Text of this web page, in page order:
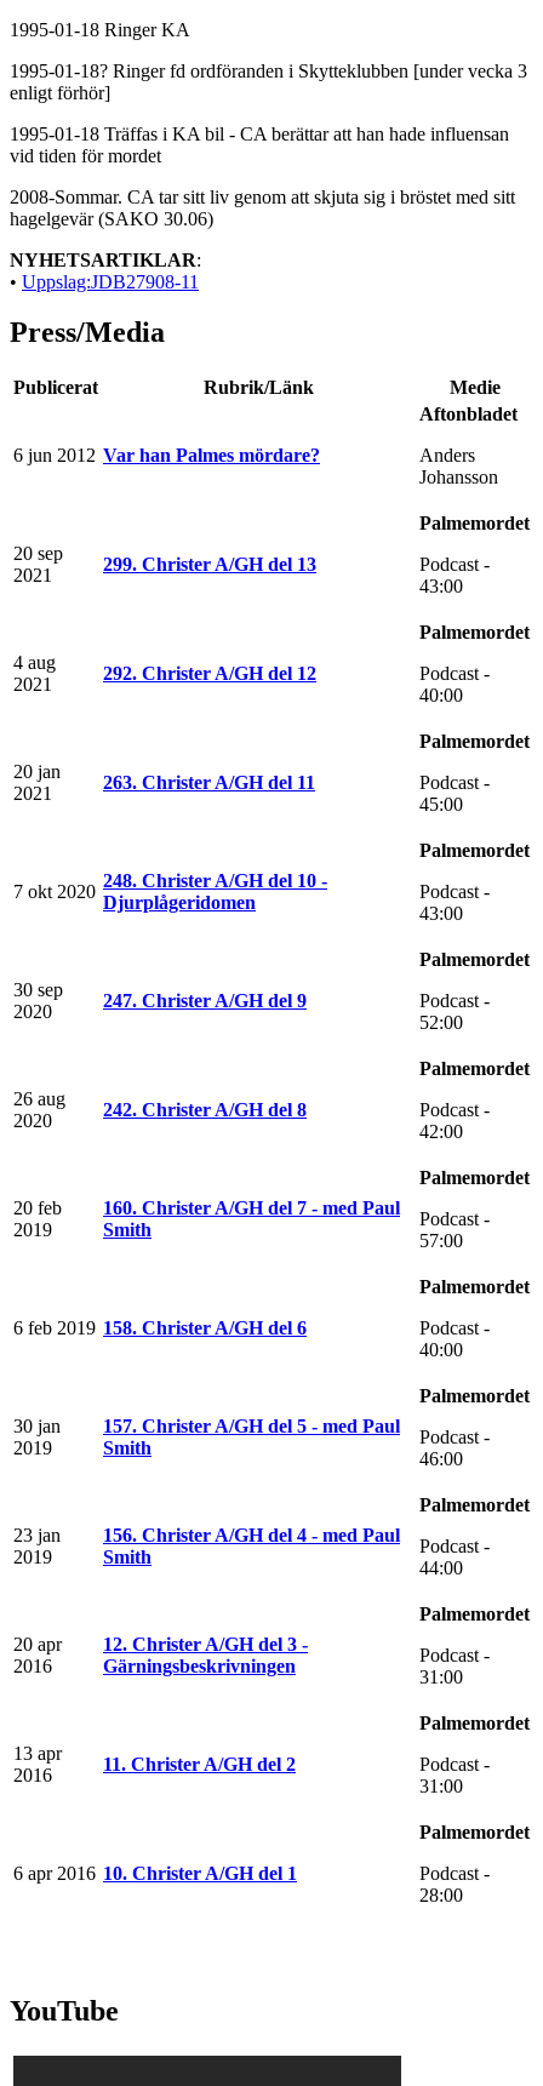
1995-01-18 Ringer KA
1995-01-18? Ringer fd ordföranden i Skytteklubben [under vecka 3
enligt förhör]
1995-01-18 Träffas i KA bil - CA berättar att han hade influensan
vid tiden för mordet
2008-Sommar. CA tar sitt liv genom att skjuta sig i bröstet med sitt
hagelgevär (SAKO 30.06)
NYHETSARTIKLAR:
• Uppslag:JDB27908-11
Press/Media
Publicerat Rubrik/Länk Medie
6 jun 2012 Var han Palmes mördare?
Aftonbladet
Anders
Johansson
20 sep
2021
299. Christer A/GH del 13
Palmemordet
Podcast -
43:00
4 aug
2021
292. Christer A/GH del 12
Palmemordet
Podcast -
40:00
20 jan
2021
263. Christer A/GH del 11
Palmemordet
Podcast -
45:00
7 okt 2020
248. Christer A/GH del 10 -
Djurplågeridomen
Palmemordet
Podcast -
43:00
30 sep
2020
247. Christer A/GH del 9
Palmemordet
Podcast -
52:00
26 aug
2020
242. Christer A/GH del 8
Palmemordet
Podcast -
42:00
20 feb
2019
160. Christer A/GH del 7 - med Paul
Smith
Palmemordet
Podcast -
57:00
6 feb 2019 158. Christer A/GH del 6
Palmemordet
Podcast -
40:00
30 jan
2019
157. Christer A/GH del 5 - med Paul
Smith
Palmemordet
Podcast -
46:00
23 jan
2019
156. Christer A/GH del 4 - med Paul
Smith
Palmemordet
Podcast -
44:00
20 apr
2016
12. Christer A/GH del 3 -
Gärningsbeskrivningen
Palmemordet
Podcast -
31:00
13 apr
2016
11. Christer A/GH del 2
Palmemordet
Podcast -
31:00
6 apr 2016 10. Christer A/GH del 1
Palmemordet
Podcast -
28:00
YouTube